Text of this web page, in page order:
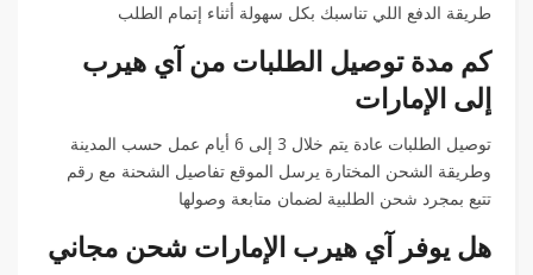
طريقة الدفع اللي تناسبك بكل سهولة أثناء إتمام الطلب
كم مدة توصيل الطلبات من آي هيرب
إلى الإمارات
توصيل الطلبات عادة يتم خلال 3 إلى 6 أيام عمل حسب المدينة
وطريقة الشحن المختارة يرسل الموقع تفاصيل الشحنة مع رقم
تتبع بمجرد شحن الطلبية لضمان متابعة وصولها
هل يوفر آي هيرب الإمارات شحن مجاني